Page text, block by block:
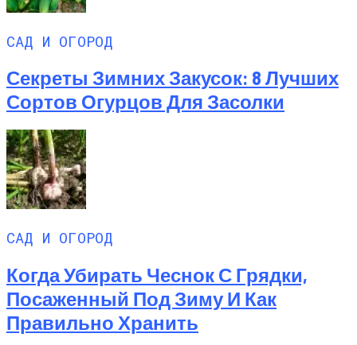
САД И ОГОРОД
Секреты Зимних Закусок: 8 Лучших
Сортов Огурцов Для Засолки
САД И ОГОРОД
Когда Убирать Чеснок С Грядки,
Посаженный Под Зиму И Как
Правильно Хранить